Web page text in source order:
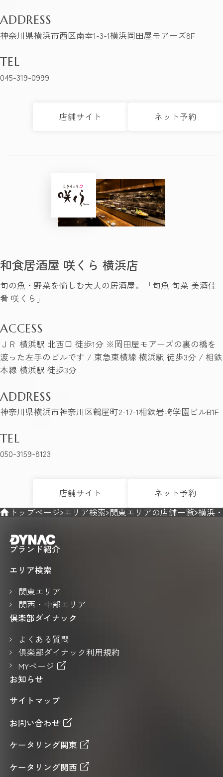
ADDRESS
神奈川県横浜市西区南幸1-3-1横浜岡田屋モアーズ8F
TEL
045-319-0999
店舗サイト ネット予約
和食居酒屋 咲くら 横浜店
旬の魚・野菜を愉しむ大人の居酒屋。「旬魚 旬菜 美酒佳
肴 咲くら」
ACCESS
ＪＲ 横浜駅 北西口 徒歩1分 ※岡田屋モアーズの裏の橋を
渡った左手のビルです / 東急東横線 横浜駅 徒歩3分 / 相鉄
本線 横浜駅 徒歩3分
ADDRESS
神奈川県横浜市神奈川区鶴屋町2-17-1相鉄岩崎学園ビルB1F
TEL
050-3159-8123
店舗サイト
ネット予約
トップページ エリア検索 関東エリアの店舗一覧 横浜
ブランド紹介
エリア検索
関東エリア
関西・中部エリア
倶楽部ダイナック
よくある質問
倶楽部ダイナック利用規約
MYページ
お知らせ
サイトマップ
お問い合わせ
ケータリング関東
ケータリング関西